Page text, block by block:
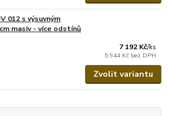
012 s výsuvným
masiv - více odstínů
7 192 Kč/ks
5 944 Kč bez DPH
Zvolit variantu